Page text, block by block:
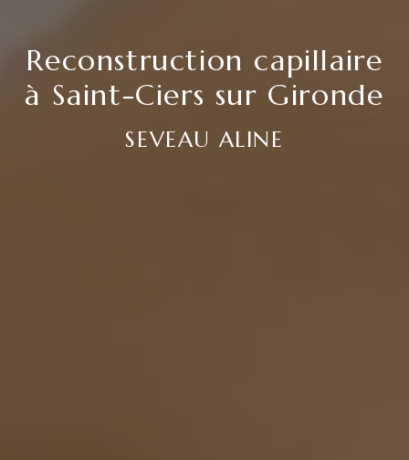
Reconstruction capillaire
à Saint-Ciers sur Gironde
SEVEAU ALINE